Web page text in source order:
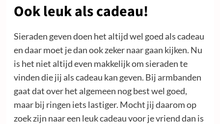
Ook leuk als cadeau!
Sieraden geven doen het altijd wel goed als cadeau
en daar moet je dan ook zeker naar gaan kijken. Nu
is het niet altijd even makkelijk om sieraden te
vinden die jij als cadeau kan geven. Bij armbanden
gaat dat over het algemeen nog best wel goed,
maar bij ringen iets lastiger. Mocht jij daarom op
zoek zijn naar een leuk cadeau voor je vriend dan is